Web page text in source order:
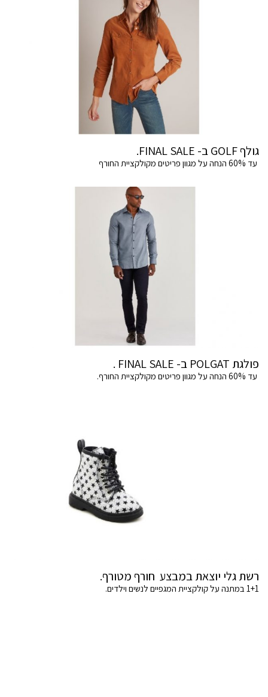
גולף GOLF ב- FINAL SALE.
עד 60% הנחה על מגוון פריטים מקולקציית החורף
פולגת POLGAT ב- FINAL SALE .
עד 60% הנחה על מגוון פריטים מקולקציית החורף.
רשת גלי יוצאת במבצע חורף מטורף.
1+1 במתנה על קולקציית המגפיים לנשים וילדים.